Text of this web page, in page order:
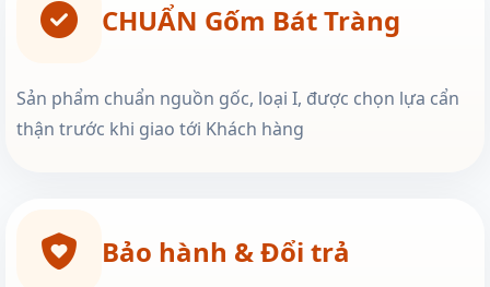
CHUẨN Gốm Bát Tràng
Sản phẩm chuẩn nguồn gốc, loại I, được chọn lựa cẩn
thận trước khi giao tới Khách hàng
Bảo hành & Đổi trả